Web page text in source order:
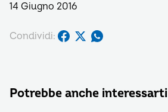
14 Giugno 2016
Condividi:
Potrebbe anche interessarti